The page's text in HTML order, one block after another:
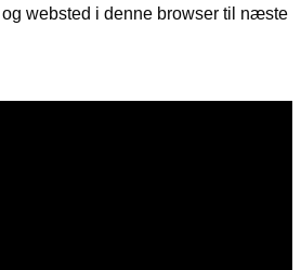
websted i denne browser til næste